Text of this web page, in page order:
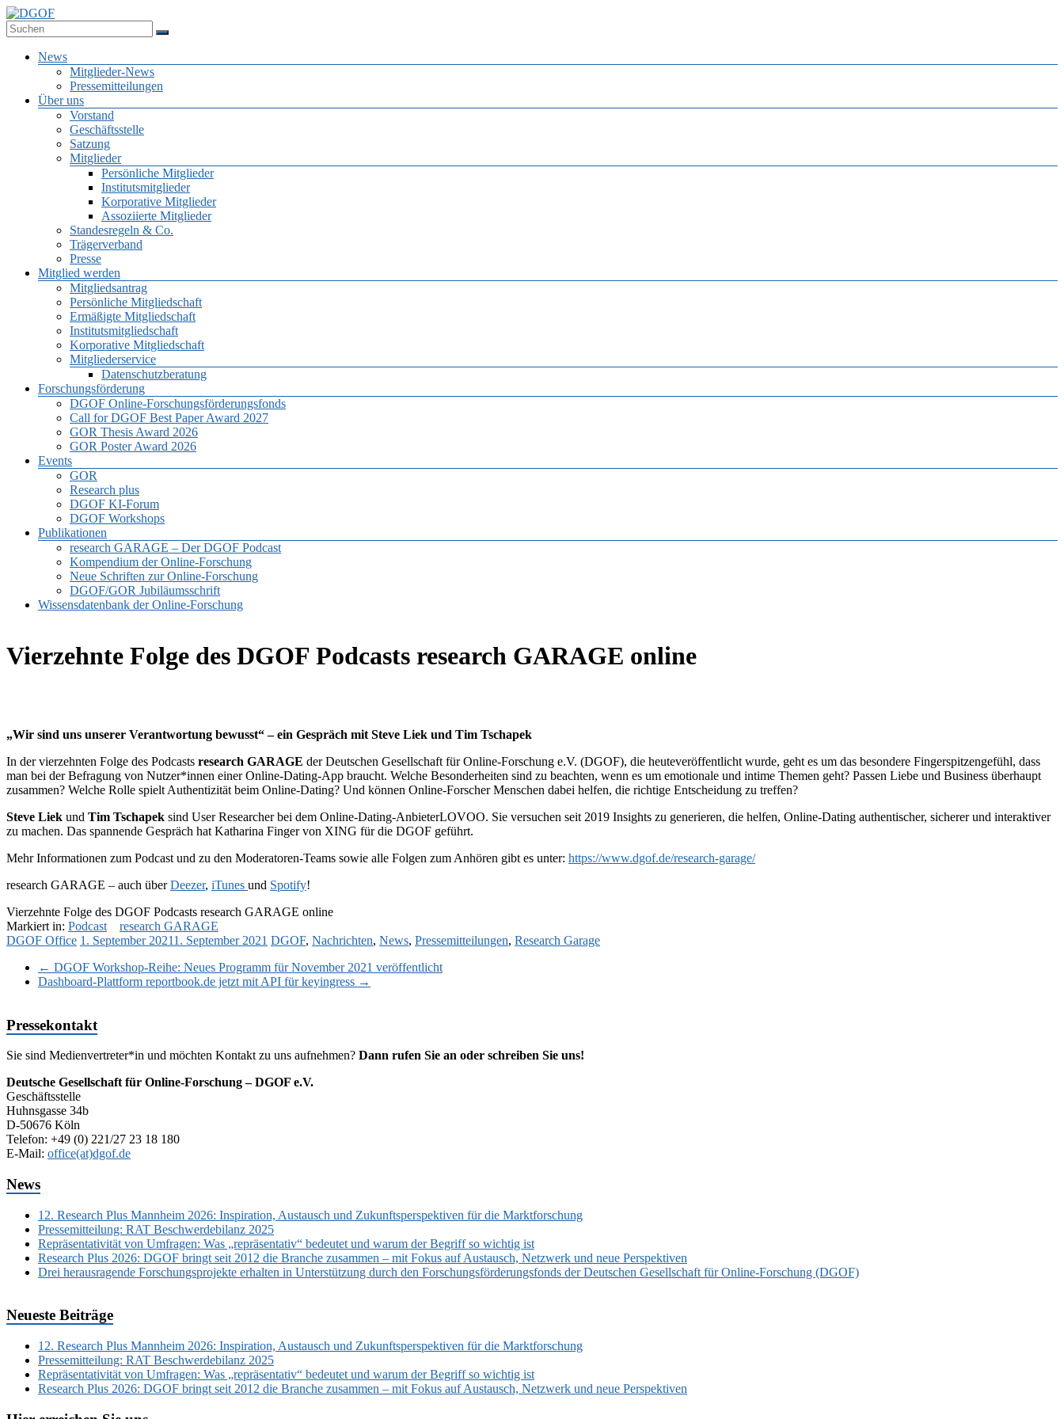
Zum
Inhalt
springen
Deutsche Gesellschaft für Online-Forschung e.V.
Menü
News
Mitglieder-News
Pressemitteilungen
Über uns
Vorstand
Geschäftsstelle
Satzung
Mitglieder
Persönliche Mitglieder
Institutsmitglieder
Korporative Mitglieder
Assoziierte Mitglieder
Standesregeln & Co.
Trägerverband
Presse
Mitglied werden
Mitgliedsantrag
Persönliche Mitgliedschaft
Ermäßigte Mitgliedschaft
Institutsmitgliedschaft
Korporative Mitgliedschaft
Mitgliederservice
Datenschutzberatung
Forschungsförderung
DGOF Online-Forschungsförderungsfonds
Call for DGOF Best Paper Award 2027
GOR Thesis Award 2026
GOR Poster Award 2026
Events
GOR
Research plus
DGOF KI-Forum
DGOF Workshops
Publikationen
research GARAGE – Der DGOF Podcast
Kompendium der Online-Forschung
Neue Schriften zur Online-Forschung
DGOF/GOR Jubiläumsschrift
Wissensdatenbank der Online-Forschung
Vierzehnte Folge des DGOF Podcasts research GARAGE online
„Wir sind uns unserer Verantwortung bewusst“ – ein Gespräch mit Steve Liek und Tim Tschapek
In der vierzehnten Folge des Podcasts research GARAGE der Deutschen Gesellschaft für Online-Forschung e.V. (DGOF), die heuteveröffentlicht wurde, geht es um das besondere Fingerspitzengefühl, dass
man bei der Befragung von Nutzer*innen einer Online-Dating-App braucht. Welche Besonderheiten sind zu beachten, wenn es um emotionale und intime Themen geht? Passen Liebe und Business überhaupt
zusammen? Welche Rolle spielt Authentizität beim Online-Dating? Und können Online-Forscher Menschen dabei helfen, die richtige Entscheidung zu treffen?
Steve Liek und Tim Tschapek sind User Researcher bei dem Online-Dating-AnbieterLOVOO. Sie versuchen seit 2019 Insights zu generieren, die helfen, Online-Dating authentischer, sicherer und interaktiver
zu machen. Das spannende Gespräch hat Katharina Finger von XING für die DGOF geführt.
Mehr Informationen zum Podcast und zu den Moderatoren-Teams sowie alle Folgen zum Anhören gibt es unter: https://www.dgof.de/research-garage/
research GARAGE – auch überDeezer, iTunes und Spotify!
Vierzehnte Folge des DGOF Podcasts research GARAGE online
Markiert in: Podcast
research GARAGE
DGOF Office 1. September 20211. September 2021 DGOF, Nachrichten, News, Pressemitteilungen, Research Garage
← DGOF Workshop-Reihe: Neues Programm für November 2021 veröffentlicht
Dashboard-Plattform reportbook.de jetzt mit API für keyingress →
Pressekontakt
Sie sind Medienvertreter*in und möchten Kontakt zu uns aufnehmen? Dann rufen Sie an oder schreiben Sie uns!
Deutsche Gesellschaft für Online-Forschung – DGOF e.V.
Geschäftsstelle
Huhnsgasse 34b
D-50676 Köln
Telefon: +49 (0) 221/27 23 18 180
E-Mail: office(at)dgof.de
News
12. Research Plus Mannheim 2026: Inspiration, Austausch und Zukunftsperspektiven für die Marktforschung
Pressemitteilung: RAT Beschwerdebilanz 2025
Repräsentativität von Umfragen: Was „repräsentativ“ bedeutet und warum der Begriff so wichtig ist
Research Plus 2026: DGOF bringt seit 2012 die Branche zusammen – mit Fokus auf Austausch, Netzwerk und neue Perspektiven
Drei herausragende Forschungsprojekte erhalten in Unterstützung durch den Forschungsförderungsfonds der Deutschen Gesellschaft für Online-Forschung (DGOF)
Neueste Beiträge
12. Research Plus Mannheim 2026: Inspiration, Austausch und Zukunftsperspektiven für die Marktforschung
Pressemitteilung: RAT Beschwerdebilanz 2025
Repräsentativität von Umfragen: Was „repräsentativ“ bedeutet und warum der Begriff so wichtig ist
Research Plus 2026: DGOF bringt seit 2012 die Branche zusammen – mit Fokus auf Austausch, Netzwerk und neue Perspektiven